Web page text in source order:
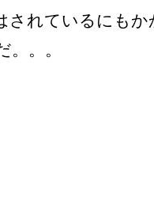
されているにも
。。